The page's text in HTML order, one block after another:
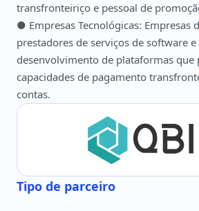
transfronteiriço e pessoal de
● Empresas Tecnológicas: Empresas
prestadores de serviços de software
desenvolvimento de plataformas que
capacidades de pagamento
contas.
Tipo de parceiro